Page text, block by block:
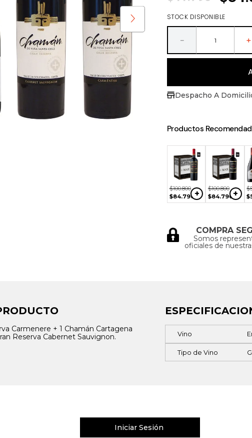
packs
STOCK DISPONIBLE
＋
－
Despacho A
Productos
DISPONIBLE
$100.800
$84.790+
$100.800
$84.790+
$
$
COMPRA
Somos
oficiales de
Carmenere + 1 Chamán Cartagena
Reserva Cabernet Sauvignon.
Vino
Tipo de Vino